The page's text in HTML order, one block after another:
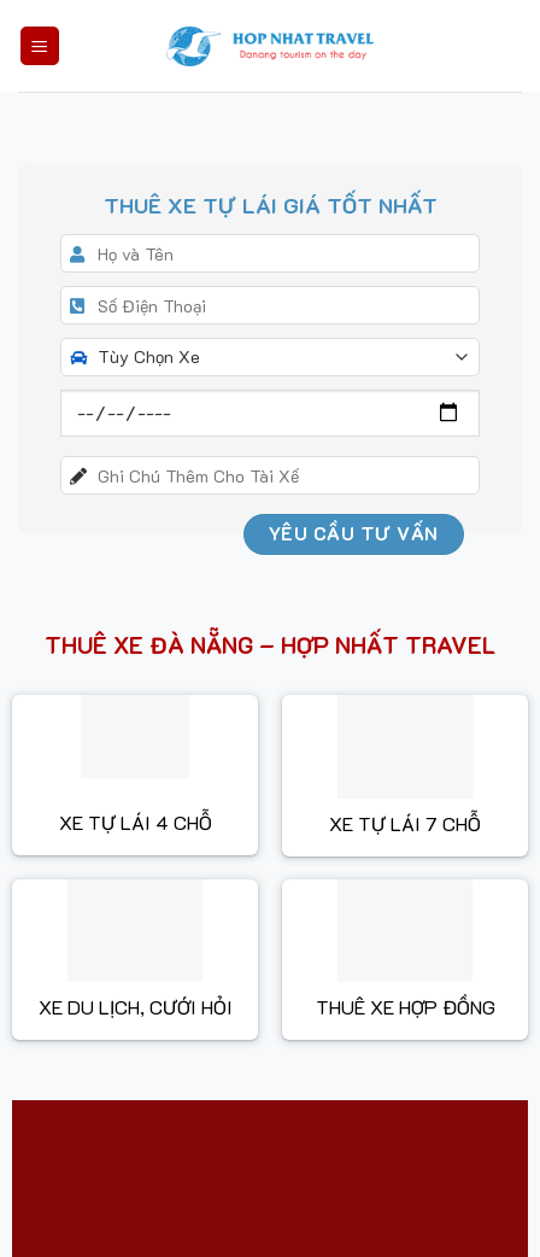
THUÊ XE TỰ LÁI GIÁ TỐT NHẤT
THUÊ XE ĐÀ NẴNG – HỢP NHẤT TRAVEL
XE TỰ LÁI 4 CHỖ XE TỰ LÁI 7 CHỖ
XE DU LỊCH, CƯỚI HỎI THUÊ XE HỢP ĐỒNG